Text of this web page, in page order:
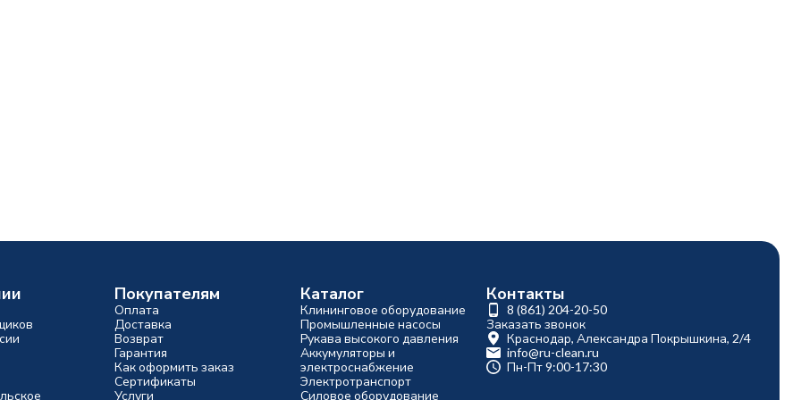
Покупателям
Оплата
Доставка
Возврат
Гарантия
Как оформить заказ
Сертификаты
Услуги
Каталог
Клининговое оборудование
Промышленные насосы
Рукава высокого давления
Аккумуляторы и
электроснабжение
Электротранспорт
Силовое оборудование
Контакты
8 (861) 204-20-50
Заказать звонок
Краснодар, Александра Покрышкина, 2/4
info@ru-clean.ru
Пн-Пт 9:00-17:30